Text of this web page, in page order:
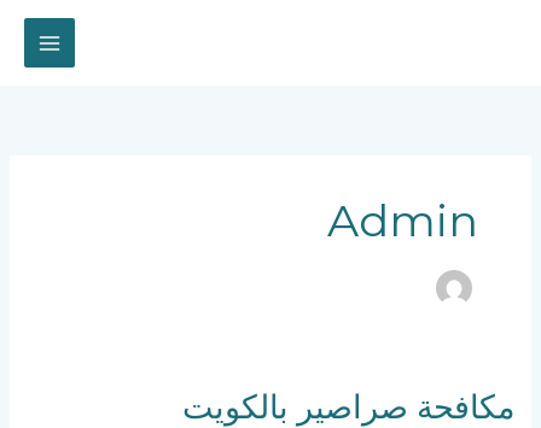
Admin
مكافحة صراصير بالكويت